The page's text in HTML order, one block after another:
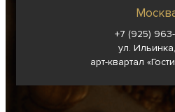
+7 (925)
ул.
арт-квартал